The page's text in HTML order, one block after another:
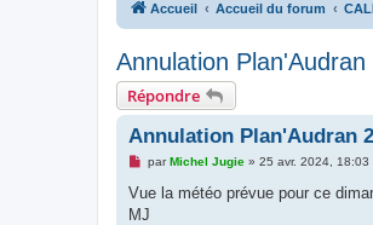
Accueil Accueil du forum
Annulation Plan'Audran
Répondre
Annulation Plan'Audran
M
s
a
parMichel Jugie» 25 avr. 2024, 18:03
Vue la météo prévue pour ce
MJ